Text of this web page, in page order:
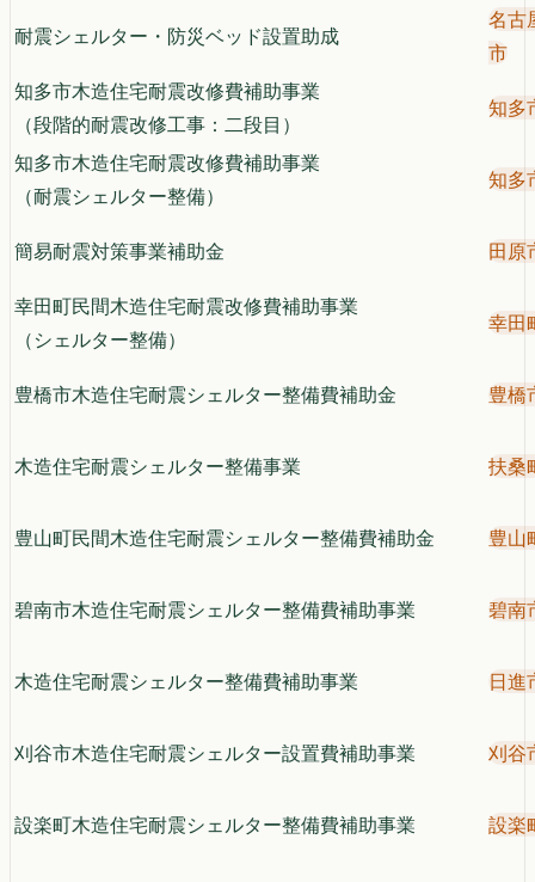
耐震シェルター・防災ベッド設置助成
名古
市
知多市木造住宅耐震改修費補助事業
（段階的耐震改修工事：二段目）
知多
知多市木造住宅耐震改修費補助事業
（耐震シェルター整備）
知多
簡易耐震対策事業補助金 田原
幸田町民間木造住宅耐震改修費補助事業
（シェルター整備）
幸田
豊橋市木造住宅耐震シェルター整備費補助金 豊橋
木造住宅耐震シェルター整備事業 扶桑
豊山町民間木造住宅耐震シェルター整備費補助金 豊山
碧南市木造住宅耐震シェルター整備費補助事業 碧南
木造住宅耐震シェルター整備費補助事業 日進
刈谷市木造住宅耐震シェルター設置費補助事業 刈谷
設楽町木造住宅耐震シェルター整備費補助事業 設楽